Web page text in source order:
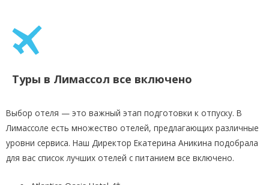
Туры в Лимассол все включено
Выбор отеля — это важный этап подготовки к отпуску. В
Лимассоле есть множество отелей, предлагающих различные
уровни сервиса. Наш Директор Екатерина Аникина подобрала
для вас список лучших отелей с питанием все включено.